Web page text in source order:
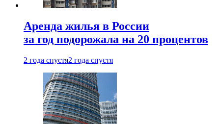
Аренда жилья в России
за год подорожала на 20 процентов
2 года спустя2 года спустя